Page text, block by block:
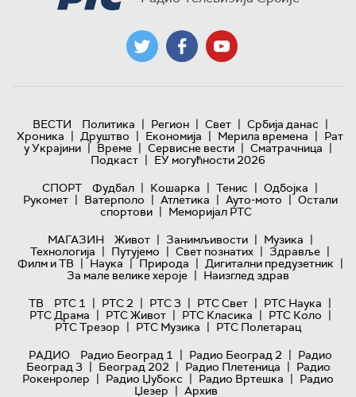
ВЕСТИ Политика | Регион | Свет | Србија данас |
Хроника | Друштво | Економија | Мерила времена | Рат
у Украјини | Време | Сервисне вести | Сматрачница |
Подкаст | ЕУ могућности 2026
СПОРТ
Фудбал | Кошарка | Тенис | Одбојка |
Рукомет | Ватерполо | Атлетика | Ауто-мото | Остали
спортови | Меморијал РТС
МАГАЗИН
Живот | Занимљивости | Музика |
Технологијa | Путујемо | Свет познатих | Здравље |
Филм и ТВ | Наука | Природа | Дигитални предузетник |
За мале велике хероје | Наизглед здрав
ТВ
РТС 1 | РТС 2 | РТС 3 | РТС Свет | РТС Наука |
РТС Драма | РТС Живот | РТС Класика | РТС Коло |
РТС Трезор | РТС Музика | РТС Полетарац
РАДИО
Радио Београд 1 | Радио Београд 2 | Радио
Београд 3 | Београд 202 | Радио Плетеница | Радио
Рокенролер | Радио Џубокс | Радио Вртешка | Радио
Џезер | Архив